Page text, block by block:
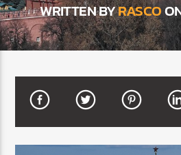
FIESTA DJ MIX
9:00 PM 12:00 AM
WRITTEN BYRASCO